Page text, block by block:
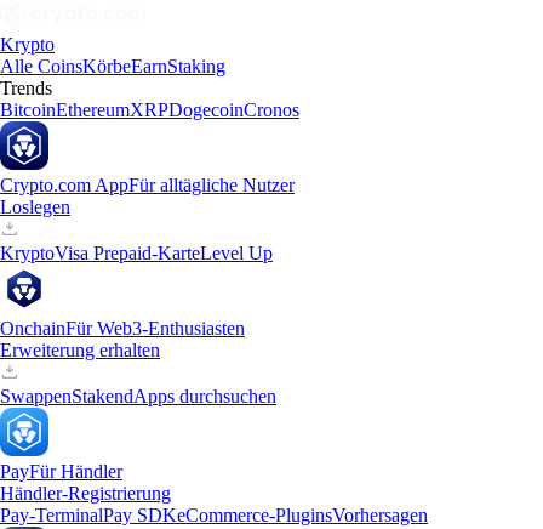
Krypto
Alle CoinsKörbeEarnStaking
Trends
BitcoinEthereumXRPDogecoinCronos
Crypto.com AppFür alltägliche Nutzer
Loslegen
KryptoVisa Prepaid-KarteLevel Up
OnchainFür Web3-Enthusiasten
Erweiterung erhalten
SwappenStakendApps durchsuchen
PayFür Händler
Händler-Registrierung
Pay-TerminalPay SDKeCommerce-PluginsVorhersagen